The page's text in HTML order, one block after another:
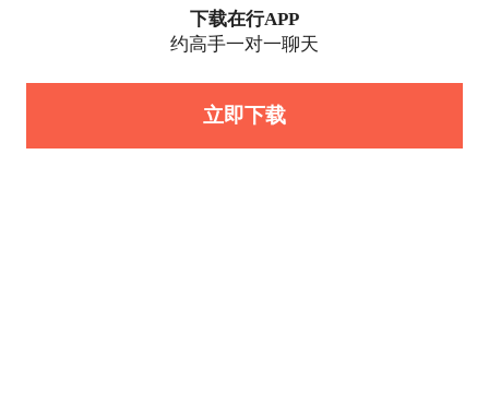
下载在行APP
约高手一对一聊天
立即下载